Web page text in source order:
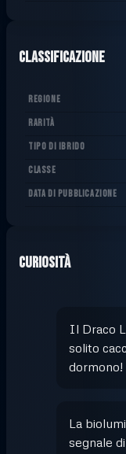
Classificazione
REGIONE
RARITÀ
TIPO DI IBRIDO
CLASSE
DATA DI PUBBLICAZIONE
Curiosità
Il Draco
solito
dormono!
La
segnale